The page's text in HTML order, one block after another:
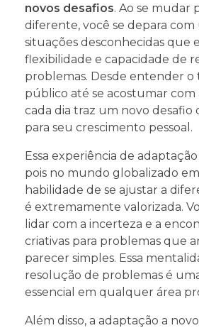
novos desafios. Ao se mudar
diferente, você se depara com
situações desconhecidas que
flexibilidade e capacidade de
problemas. Desde entender o
público até se acostumar com
cada dia traz um novo
para seu crescimento pessoal.
Essa experiência de
pois no mundo globalizado
habilidade de se ajustar a
é extremamente valorizada.
lidar com a incerteza e a
criativas para problemas que
parecer simples. Essa
resolução de problemas é
essencial em qualquer área
Além disso, a adaptação a